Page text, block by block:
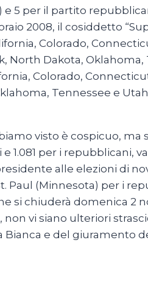
e 5 per il partito
2008, il cosiddetto
Colorado,
North Dakota, Oklahoma,
Colorado,
Tennessee e
visto è cospicuo, ma
per i repubblicani,
alle elezioni di
Paul (Minnesota) per i
si chiuderà domenica 2
vi siano ulteriori
Bianca e del giuramento